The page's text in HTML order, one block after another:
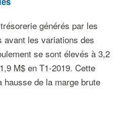
générés par les
avant les variations des
se sont élevés à 3,2
M$ en T1-2019. Cette
hausse de la marge brute